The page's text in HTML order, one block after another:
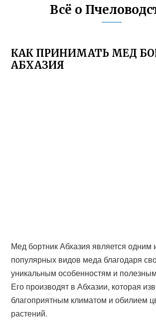
Всё о
КАК ПРИНИМАТЬ МЕД
АБХАЗИЯ
Мед бортник Абхазия является одним
популярных видов меда благодаря
уникальным особенностям и
Его производят в Абхазии, которая
благоприятным климатом и обилием
растений.